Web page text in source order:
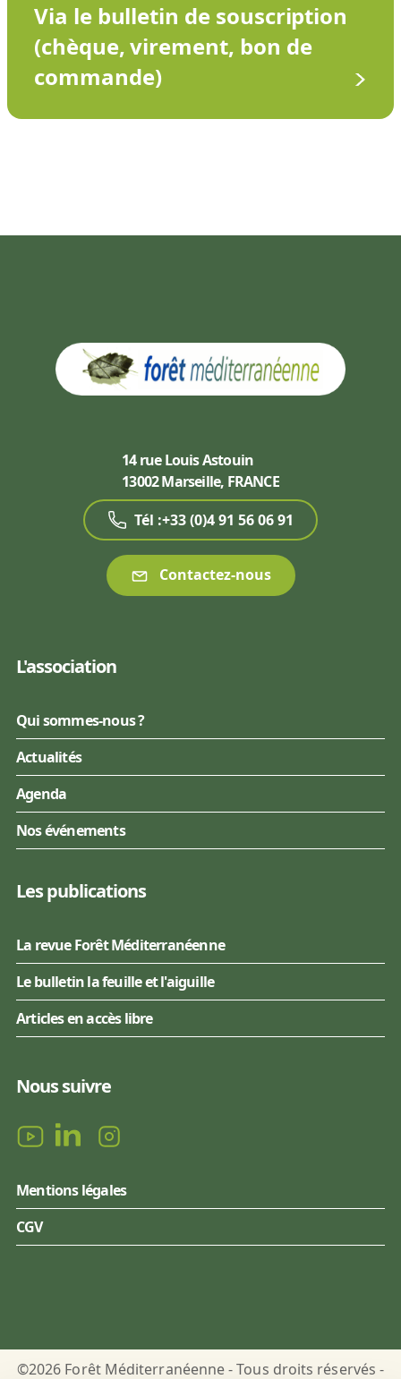
Via le bulletin de souscription
(chèque, virement, bon de
commande)
14 rue Louis Astouin
13002 Marseille, FRANCE
Tél :+33 (0)4 91 56 06 91
Contactez-nous
L'association
Qui sommes-nous ?
Actualités
Agenda
Nos événements
Les publications
La revue Forêt Méditerranéenne
Le bulletin la feuille et l'aiguille
Articles en accès libre
Nous suivre
Mentions légales
CGV
©2026 Forêt Méditerranéenne - Tous droits réservés -